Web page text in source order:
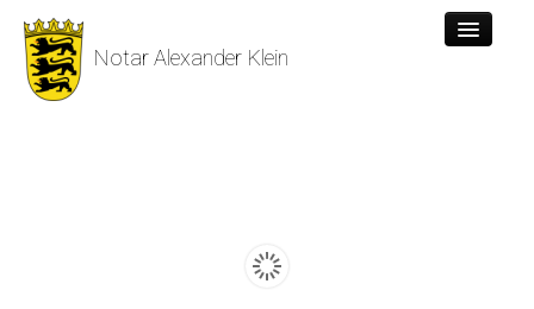
Notar Alexander Klein